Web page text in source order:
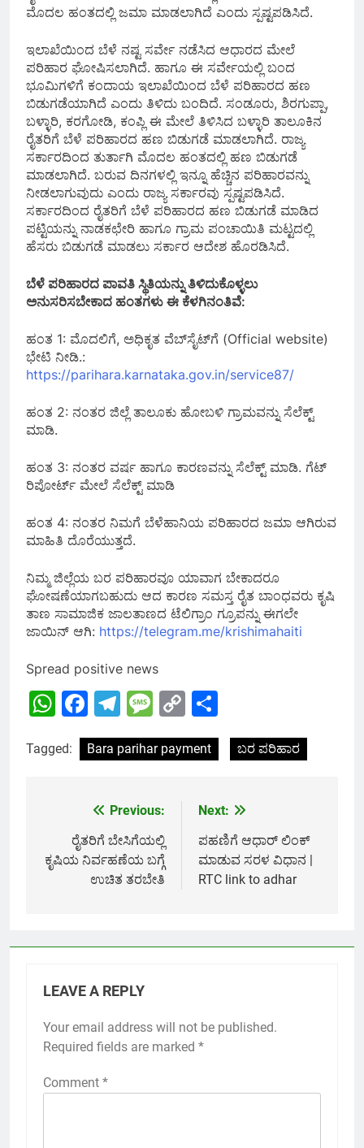
ಮೊದಲ ಹಂತದಲ್ಲಿ ಜಮಾ ಮಾಡಲಾಗಿದೆ ಎಂದು ಸ್ಪಷ್ಟಪಡಿಸಿದೆ.
ಇಲಾಖೆಯಿಂದ ಬೆಳೆ ನಷ್ಟ ಸರ್ವೇ ನಡೆಸಿದ ಆಧಾರದ ಮೇಲೆ
ಪರಿಹಾರ ಘೋಷಿಸಲಾಗಿದೆ. ಹಾಗೂ ಈ ಸರ್ವೇಯಲ್ಲಿ ಬಂದ‌
ಭೂಮಿಗಳಿಗೆ ಕಂದಾಯ ಇಲಾಖೆಯಿಂದ ಬೆಳೆ ಪರಿಹಾರದ ಹಣ
ಬಿಡುಗಡೆಯಾಗಿದೆ ಎಂದು ತಿಳಿದು ಬಂದಿದೆ. ಸಂಡೂರು, ಶಿರಗುಪ್ಪಾ,
ಬಳ್ಳಾರಿ, ಕರಗೋಡಿ, ಕಂಪ್ಲಿ ಈ ಮೇಲೆ ತಿಳಿಸಿದ ಬಳ್ಳಾರಿ ತಾಲೂಕಿನ
ರೈತರಿಗೆ ಬೆಳೆ ಪರಿಹಾರದ ಹಣ ಬಿಡುಗಡೆ ಮಾಡಲಾಗಿದೆ. ರಾಜ್ಯ
ಸರ್ಕಾರದಿಂದ ತುರ್ತಾಗಿ ಮೊದಲ ಹಂತದಲ್ಲಿ ಹಣ ಬಿಡುಗಡೆ
ಮಾಡಲಾಗಿದೆ. ಬರುವ ದಿನಗಳಲ್ಲಿ ಇನ್ನೂ ಹೆಚ್ಚಿನ ಪರಿಹಾರವನ್ನು
ನೀಡಲಾಗುವುದು ಎಂದು ರಾಜ್ಯ ಸರ್ಕಾರವು ಸ್ಪಷ್ಟಪಡಿಸಿದೆ.
ಸರ್ಕಾರದಿಂದ ರೈತರಿಗೆ ಬೆಳೆ ಪರಿಹಾರದ ಹಣ ಬಿಡುಗಡೆ ಮಾಡಿದ
ಪಟ್ಟಿಯನ್ನು ನಾಡಕಛೇರಿ ಹಾಗೂ ಗ್ರಾಮ ಪಂಚಾಯಿತಿ ಮಟ್ಟದಲ್ಲಿ
ಹೆಸರು ಬಿಡುಗಡೆ ಮಾಡಲು ಸರ್ಕಾರ ಆದೇಶ ಹೊರಡಿಸಿದೆ.
ಬೆಳೆ ಪರಿಹಾರದ ಪಾವತಿ ಸ್ಥಿತಿಯನ್ನು ತಿಳಿದುಕೊಳ್ಳಲು
ಅನುಸರಿಸಬೇಕಾದ ಹಂತಗಳು ಈ ಕೆಳಗಿನಂತಿವೆ:
ಹಂತ 1: ಮೊದಲಿಗೆ, ಅಧಿಕೃತ ವೆಬ್‌ಸೈಟ್‌ಗೆ (Official website)
ಭೇಟಿ ನೀಡಿ.:
https://parihara.karnataka.gov.in/service87/
ಹಂತ 2: ನಂತರ ಜಿಲ್ಲೆ ತಾಲೂಕು ಹೋಬಳಿ ಗ್ರಾಮವನ್ನು ಸೆಲೆಕ್ಟ್
ಮಾಡಿ.
ಹಂತ 3: ನಂತರ ವರ್ಷ ಹಾಗೂ ಕಾರಣವನ್ನು ಸೆಲೆಕ್ಟ್ ಮಾಡಿ. ಗೆಟ್
ರಿಪೋರ್ಟ್ ಮೇಲೆ ಸೆಲೆಕ್ಟ್ ಮಾಡಿ
ಹಂತ 4: ನಂತರ ನಿಮಗೆ ಬೆಳೆಹಾನಿಯ ಪರಿಹಾರದ ಜಮಾ ಆಗಿರುವ
ಮಾಹಿತಿ ದೊರೆಯುತ್ತದೆ.
ನಿಮ್ಮ ಜಿಲ್ಲೆಯ ಬರ ಪರಿಹಾರವೂ ಯಾವಾಗ ಬೇಕಾದರೂ
ಘೋಷಣೆಯಾಗಬಹುದು ಆದ ಕಾರಣ ಸಮಸ್ತ ರೈತ ಬಾಂಧವರು ಕೃಷಿ
ತಾಣ ಸಾಮಾಜಿಕ ಜಾಲತಾಣದ ಟೆಲಿಗ್ರಾಂ ಗ್ರೂಪನ್ನು ಈಗಲೇ
ಜಾಯಿನ್ ಆಗಿ: https://telegram.me/krishimahaiti
Spread positive news
WhatsApp
Facebook
Telegram
Message
Copy
Link
Tagged: Bara parihar payment ಬರ ಪರಿಹಾರ
navigation
Previous:
ರೈತರಿಗೆ ಬೇಸಿಗೆಯಲ್ಲಿ
ಕೃಷಿಯ ನಿರ್ವಹಣೆಯ ಬಗ್ಗೆ
ಉಚಿತ ತರಬೇತಿ
Next:
ಪಹಣಿಗೆ ಆಧಾರ್ ಲಿಂಕ್
ಮಾಡುವ ಸರಳ ವಿಧಾನ |
RTC link to adhar
LEAVE A REPLY
Your email address will not be published.
Required fields are marked *
Comment *